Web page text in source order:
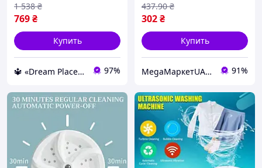
769₴
1 538 ₴
Купить
🔱 «Dream Place» Компетентность! Качество товара! Быстрая отправка! ✅ 97%
302₴
437.90 ₴
Купить
MegaМаркетUA — ваш заказ уже в пути 🚚📦✨ 91%